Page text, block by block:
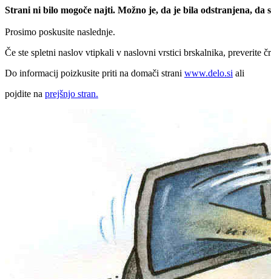
Strani ni bilo mogoče najti. Možno je, da je bila odstranjena, da
Prosimo poskusite naslednje.
Če ste spletni naslov vtipkali v naslovni vrstici brskalnika, preverite
Do informacij poizkusite priti na domači strani www.delo.si ali
pojdite na prejšnjo stran.